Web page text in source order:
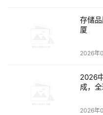
安全认证委员会委员刘玉节
上海速擎软件副董事长刘
息安全建设新思路。他指
为起点、数据安全管理为
安全运营为支撑，并描绘
存储
厦
2026年
2026
成，
2026年